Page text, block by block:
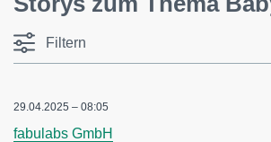
Filtern
29.04.2025 – 08:05
fabulabs GmbH